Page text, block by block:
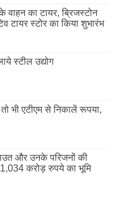
का टायर, ब्रिजस्टोन
टायर स्टोर का किया शुभारंभ
स्टील उद्योग
भी एटीएम से निकालें रूपया,
और उनके परिजनों की
1,034 करोड़ रुपये का भूमि